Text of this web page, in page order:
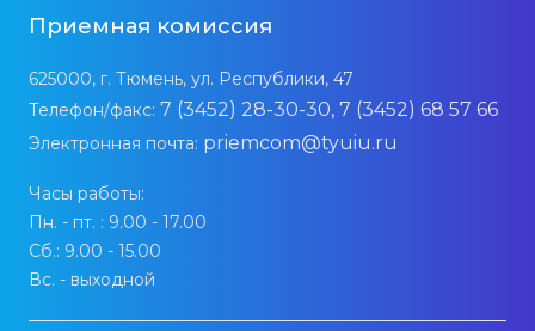
Приемная комиссия
625000, г. Тюмень, ул. Республики, 47
Телефон/факс: 7 (3452) 28-30-30, 7 (3452) 68 57 66
Электронная почта: priemcom@tyuiu.ru
Часы работы:
Пн. - пт. : 9.00 - 17.00
Сб.: 9.00 - 15.00
Вс. - выходной